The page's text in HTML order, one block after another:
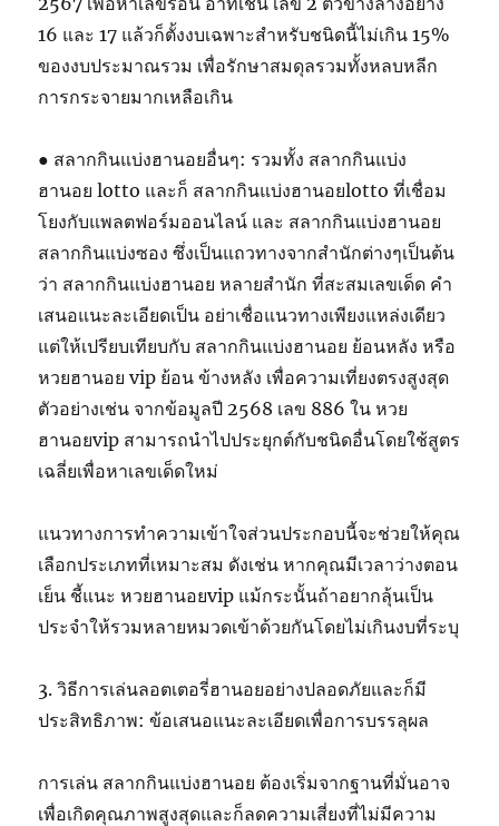
16 และ 17 แล้วก็ตั้งงบเฉพาะสำหรับชนิดนี้ไม่เกิน 15%
ของงบประมาณรวม เพื่อรักษาสมดุลรวมทั้งหลบหลีก
การกระจายมากเหลือเกิน
● สลากกินแบ่งฮานอยอื่นๆ: รวมทั้ง สลากกินแบ่ง
ฮานอย lotto และก็ สลากกินแบ่งฮานอยlotto ที่เชื่อม
โยงกับแพลตฟอร์มออนไลน์ และ สลากกินแบ่งฮานอย
สลากกินแบ่งซอง ซึ่งเป็นแถวทางจากสำนักต่างๆเป็นต้น
ว่า สลากกินแบ่งฮานอย หลายสํานัก ที่สะสมเลขเด็ด คำ
เสนอแนะละเอียดเป็น อย่าเชื่อแนวทางเพียงแหล่งเดียว
แต่ให้เปรียบเทียบกับ สลากกินแบ่งฮานอย ย้อนหลัง หรือ
หวยฮานอย vip ย้อน ข้างหลัง เพื่อความเที่ยงตรงสูงสุด
ตัวอย่างเช่น จากข้อมูลปี 2568 เลข 886 ใน หวย
ฮานอยvip สามารถนำไปประยุกต์กับชนิดอื่นโดยใช้สูตร
เฉลี่ยเพื่อหาเลขเด็ดใหม่
แนวทางการทำความเข้าใจส่วนประกอบนี้จะช่วยให้คุณ
เลือกประเภทที่เหมาะสม ดังเช่น หากคุณมีเวลาว่างตอน
เย็น ชี้แนะ หวยฮานอยvip แม้กระนั้นถ้าอยากลุ้นเป็น
ประจำให้รวมหลายหมวดเข้าด้วยกันโดยไม่เกินงบที่ระบุ
3. วิธีการเล่นลอตเตอรี่ฮานอยอย่างปลอดภัยและก็มี
ประสิทธิภาพ: ข้อเสนอแนะละเอียดเพื่อการบรรลุผล
การเล่น สลากกินแบ่งฮานอย ต้องเริ่มจากฐานที่มั่นอาจ
เพื่อเกิดคุณภาพสูงสุดและก็ลดความเสี่ยงที่ไม่มีความ